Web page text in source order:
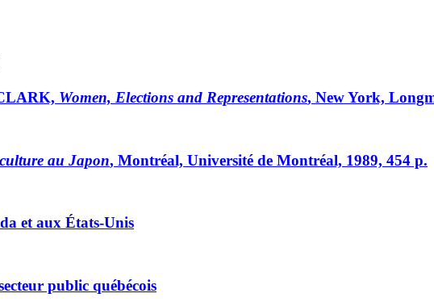
Women, Elections and Representations, New York,
au Japon, Montréal, Université de Montréal, 1989, 454 p.
et aux États-Unis
public québécois